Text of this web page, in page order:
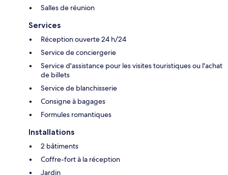
Salles de réunion
Services
Réception ouverte 24 h/24
Service de conciergerie
Service d'assistance pour les visites touristiques ou l'achat
de billets
Service de blanchisserie
Consigne à bagages
Formules romantiques
Installations
2 bâtiments
Coffre-fort à la réception
Jardin